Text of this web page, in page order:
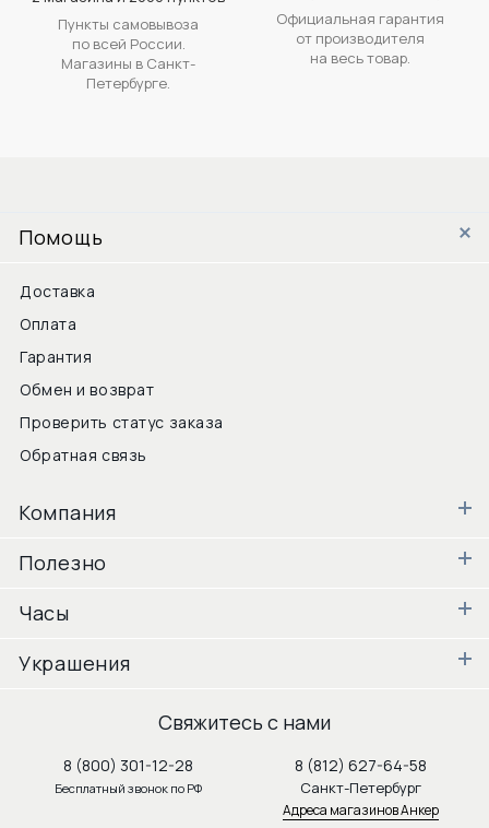
Пункты самовывоза
по всей России.
Магазины в Санкт-
Петербурге.
Официальная гарантия
от производителя
на весь товар.
Помощь
Доставка
Оплата
Гарантия
Обмен и возврат
Проверить статус заказа
Обратная связь
Компания
Полезно
Часы
Украшения
Свяжитесь с нами
8 (800) 301-12-28
Бесплатный звонок по РФ
8 (812) 627-64-58
Санкт-Петербург
Адреса магазинов Анкер